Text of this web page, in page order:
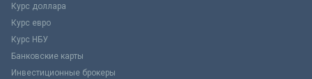
Курс доллара
Курс евро
Курс НБУ
Банковские карты
Инвестиционные брокеры